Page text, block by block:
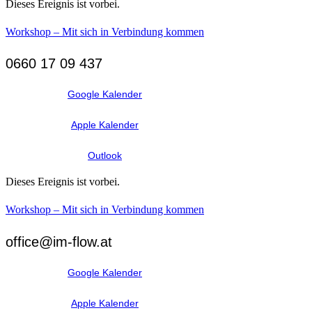
Dieses Ereignis ist vorbei.
Workshop – Mit sich in Verbindung kommen
0660 17 09 437
Google Kalender
Apple Kalender
Outlook
Dieses Ereignis ist vorbei.
Workshop – Mit sich in Verbindung kommen
office@im-flow.at
Google Kalender
Apple Kalender